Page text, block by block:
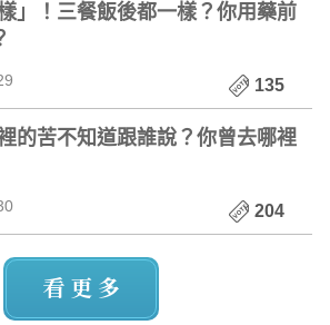
」！三餐飯後都一樣？你用藥前
135
的苦不知道跟誰說？你曾去哪裡
204
看更多